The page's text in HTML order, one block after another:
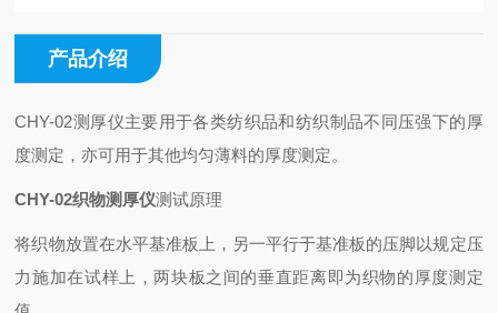
产品介绍
CHY-02测厚仪主要用于各类纺织品和纺织制品不同压强下的厚
度测定，亦可用于其他均匀薄料的厚度测定。
CHY-02织物测厚仪测试原理
将织物放置在水平基准板上，另一平行于基准板的压脚以规定压
力施加在试样上，两块板之间的垂直距离即为织物的厚度测定